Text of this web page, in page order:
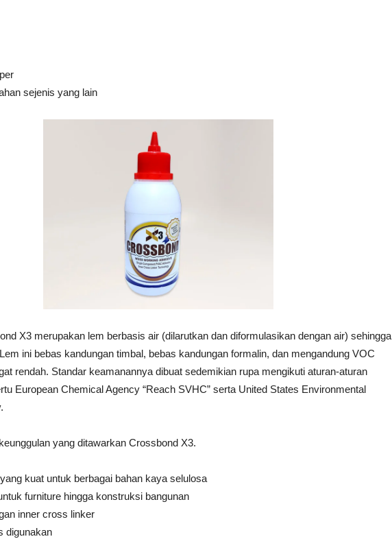
sejenis yang lain
X3 merupakan lem berbasis air (dilarutkan dan diformulasikan dengan air) sehingga
ini bebas kandungan timbal, bebas kandungan formalin, dan mengandung VOC
rendah. Standar keamanannya dibuat sedemikian rupa mengikuti aturan-aturan
European Chemical Agency “Reach SVHC” serta United States Environmental
yang ditawarkan Crossbond X3.
kuat untuk berbagai bahan kaya selulosa
furniture hingga konstruksi bangunan
inner cross linker
digunakan